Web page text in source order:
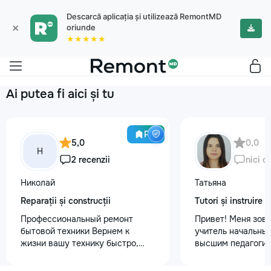
×
Descarcă aplicația și utilizează RemontMD
oriunde
★★★★★
Ai putea fi aici și tu
Pro
Н
5,0
2 recenzii
Николай
Reparații și construcții
Профессиональный ремонт
бытовой техники Вернем к
жизни вашу технику быстро,
0,0
nici o
Татьяна
Tutori și instruire
Привет! Меня
учитель
высшим